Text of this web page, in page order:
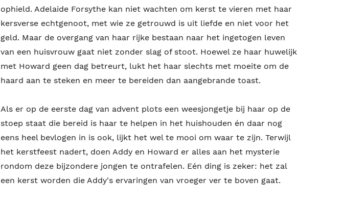
ophield. Adelaide Forsythe kan niet wachten om kerst te vieren met haar
kersverse echtgenoot, met wie ze getrouwd is uit liefde en niet voor het
geld. Maar de overgang van haar rijke bestaan naar het ingetogen leven
van een huisvrouw gaat niet zonder slag of stoot. Hoewel ze haar huwelijk
met Howard geen dag betreurt, lukt het haar slechts met moeite om de
haard aan te steken en meer te bereiden dan aangebrande toast.
Als er op de eerste dag van advent plots een weesjongetje bij haar op de
stoep staat die bereid is haar te helpen in het huishouden én daar nog
eens heel bevlogen in is ook, lijkt het wel te mooi om waar te zijn. Terwijl
het kerstfeest nadert, doen Addy en Howard er alles aan het mysterie
rondom deze bijzondere jongen te ontrafelen. Eén ding is zeker: het zal
een kerst worden die Addy's ervaringen van vroeger ver te boven gaat.